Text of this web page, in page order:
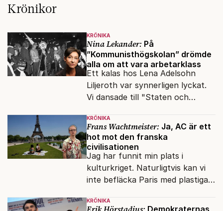
Krönikor
KRÖNIKA
Nina Lekander: På
”Kommunisthögskolan” drömde
alla om att vara arbetarklass
Ett kalas hos Lena Adelsohn
Liljeroth var synnerligen lyckat.
Vi dansade till "Staten och
KRÖNIKA
Frans Wachtmeister: Ja, AC är ett
hot mot den franska
civilisationen
Jag har funnit min plats i
kulturkriget. Naturligtvis kan vi
inte befläcka Paris med plastiga
KRÖNIKA
Demokraternas